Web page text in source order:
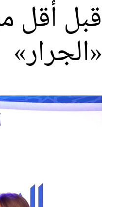
قبل أقل
«الجرار»